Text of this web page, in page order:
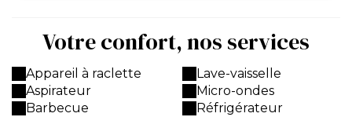
Votre confort, nos services
Appareil à raclette
Aspirateur
Barbecue
Lave-vaisselle
Micro-ondes
Réfrigérateur